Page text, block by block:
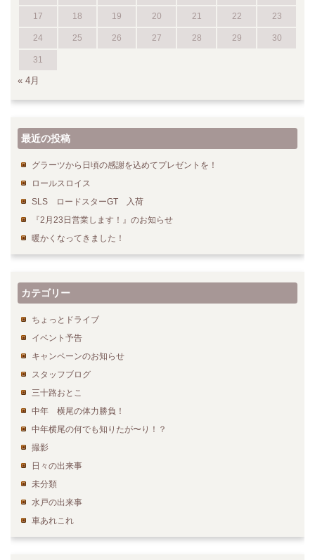
17 18 19 20 21 22 23
24 25 26 27 28 29 30
31
« 4月
最近の投稿
グラーツから日頃の感謝を込めてプレゼントを！
ロールスロイス
SLS ロードスターGT 入荷
『2月23日営業します！』のお知らせ
暖かくなってきました！
カテゴリー
ちょっとドライブ
イベント予告
キャンペーンのお知らせ
スタッフブログ
三十路おとこ
中年 横尾の体力勝負！
中年横尾の何でも知りたが〜り！？
撮影
日々の出来事
未分類
水戸の出来事
車あれこれ